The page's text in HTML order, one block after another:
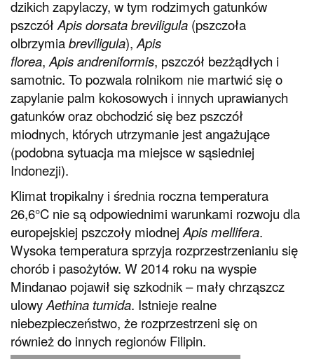
dzikich zapylaczy, w tym rodzimych gatunków
pszczół Apis dorsata breviligula (pszczoła
olbrzymiabreviligula), Apis
florea, Apis andreniformis, pszczół bezżądłych i
samotnic. To pozwala rolnikom nie martwić się o
zapylanie palm kokosowych i innych uprawianych
gatunków oraz obchodzić się bez pszczół
miodnych, których utrzymanie jest angażujące
(podobna sytuacja ma miejsce w sąsiedniej
Indonezji).
Klimat tropikalny i średnia roczna temperatura
26,6°C nie są odpowiednimi warunkami rozwoju dla
europejskiej pszczoły miodnejApis mellifera.
Wysoka temperatura sprzyja rozprzestrzenianiu się
chorób i pasożytów. W 2014 roku na wyspie
Mindanao pojawił się szkodnik – mały chrząszcz
ulowyAethina tumida. Istnieje realne
niebezpieczeństwo, że rozprzestrzeni się on
również do innych regionów Filipin.